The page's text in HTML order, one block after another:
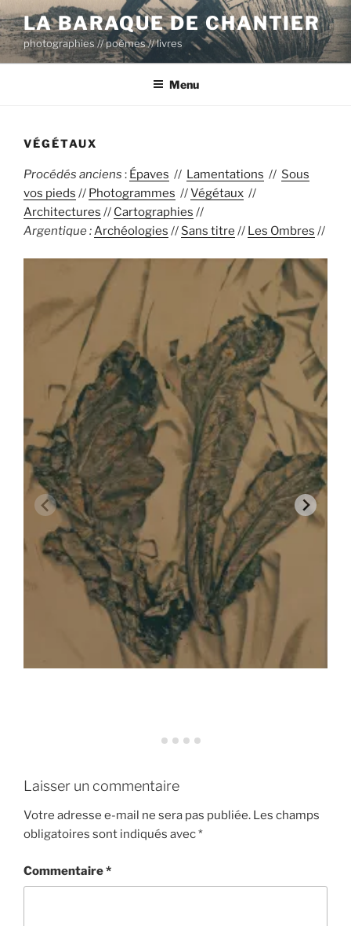
Aller
au
contenu
principal
LA BARAQUE DE CHANTIER
photographies // poèmes // livres
Menu
VÉGÉTAUX
Procédés anciens : Épaves // Lamentations // Sous
vos pieds // Photogrammes //Végétaux //
Architectures // Cartographies //
Argentique :Archéologies // Sans titre // Les Ombres //
Laisser un commentaire
Votre adresse e-mail ne sera pas publiée. Les champs
obligatoires sont indiqués avec*
Commentaire*